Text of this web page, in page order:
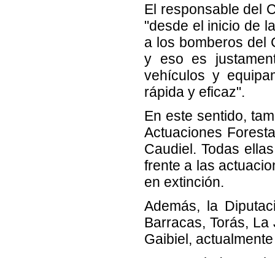
El responsable del
"desde el inicio de
a los bomberos del
y eso es
vehículos y
rápida y eficaz".
En este sentido,
Actuaciones
Caudiel. Todas
frente a las
en extinción.
Además, la
Barracas, Torás,
Gaibiel,